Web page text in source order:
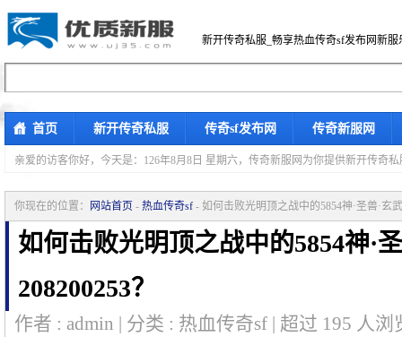
新开传奇私服_畅享热血传奇sf发布网新服
首页 新开传奇私服 传奇sf发布网 传奇新服网
亲爱的访客你好， 今天是：126年8月8日 星期六，传奇新服网为你提供新开传奇
你现在的位置： 网站首页 - 热血传奇sf - 如何击败光明顶之战中的5854神·圣兽·玄
如何击败光明顶之战中的5854神·
208200253？
作者 : admin | 分类 : 热血传奇sf | 超过 195 人浏